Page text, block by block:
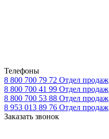
Телефоны
8 800 700 79 72 Отдел продаж
8 800 700 41 99 Отдел продаж
8 800 700 53 88 Отдел продаж
8 953 013 89 76 Отдел продаж
Заказать звонок